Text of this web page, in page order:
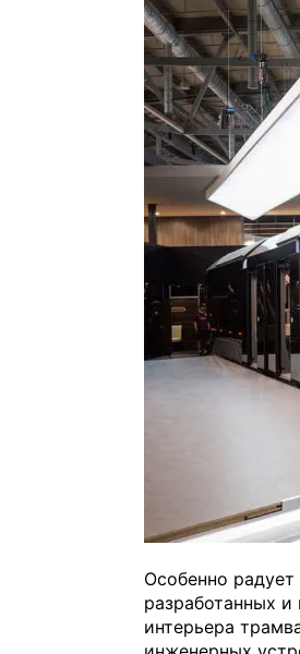
Особенно
разработанных
интерьера